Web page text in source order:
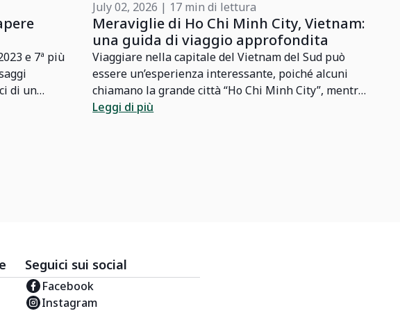
e 7ª più
di un
July 02, 2026 | 17 min di lettura
Meraviglie di Ho Chi Minh City, Vietnam:
una guida di viaggio approfondita
Viaggiare nella capitale del Vietnam del Sud può
essere un’esperienza interessante, poiché alcuni
chiamano la grande città “Ho Chi Minh City”, mentre
altri la chiamano “Saigon”. Scopri l’affascinante
Leggi di più
Seguici sui social
Facebook
Instagram